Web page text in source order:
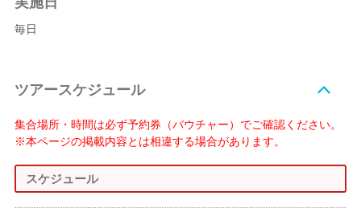
毎日
ツアースケジュール
集合場所・時間は必ず予約券（バウチャー）でご確認ください。
※本ページの掲載内容とは相違する場合があります。
スケジュール